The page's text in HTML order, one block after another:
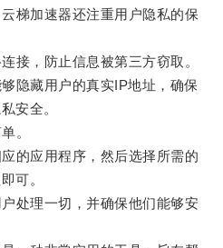
加速器还注重用户隐私的保
，防止信息被第三方窃取。
藏用户的真实IP地址，确保
安全。
。
应用程序，然后选择所需的
可。
理一切，并确保他们能够安